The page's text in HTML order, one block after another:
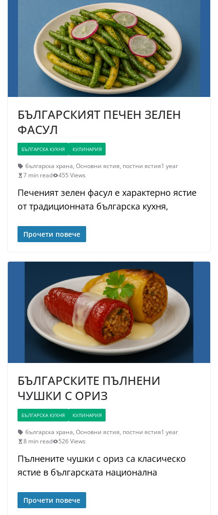
БЪЛГАРСКИЯТ ПЕЧЕН ЗЕЛЕН
ФАСУЛ
БЪЛГАРСКА КУХНЯ КУЛИНАРИЯ
българска храна, Основни ястия, постни ястия1 year
7 min read
455 Views
Печеният зелен фасул е характерно ястие
от традиционната българска кухня,
Прочети повече
БЪЛГАРСКИТЕ ПЪЛНЕНИ
ЧУШКИ С ОРИЗ
БЪЛГАРСКА КУХНЯ КУЛИНАРИЯ
българска храна, Основни ястия, постни ястия1 year
8 min read
526 Views
Пълнените чушки с ориз са класическо
ястие в българската национална
Прочети повече